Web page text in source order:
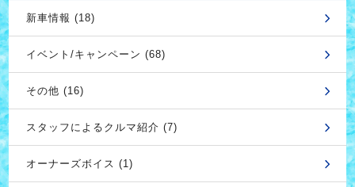
新車情報 (18)
イベント/キャンペーン (68)
その他 (16)
スタッフによるクルマ紹介 (7)
オーナーズボイス (1)